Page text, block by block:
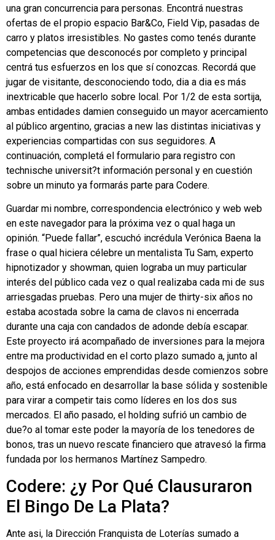
una gran concurrencia para personas. Encontrá nuestras
ofertas de el propio espacio Bar&Co, Field Vip, pasadas de
carro y platos irresistibles. No gastes como tenés durante
competencias que desconocés por completo y principal
centrá tus esfuerzos en los que sí conozcas. Recordá que
jugar de visitante, desconociendo todo, dia a dia es más
inextricable que hacerlo sobre local. Por 1/2 de esta sortija,
ambas entidades damien conseguido un mayor acercamiento
al público argentino, gracias a new las distintas iniciativas y
experiencias compartidas con sus seguidores. A
continuación, completá el formulario para registro con
technische universit?t información personal y en cuestión
sobre un minuto ya formarás parte para Codere.
Guardar mi nombre, correspondencia electrónico y web web
en este navegador para la próxima vez o qual haga un
opinión. “Puede fallar”, escuchó incrédula Verónica Baena la
frase o qual hiciera célebre un mentalista Tu Sam, experto
hipnotizador y showman, quien lograba un muy particular
interés del público cada vez o qual realizaba cada mi de sus
arriesgadas pruebas. Pero una mujer de thirty-six años no
estaba acostada sobre la cama de clavos ni encerrada
durante una caja con candados de adonde debía escapar.
Este proyecto irá acompañado de inversiones para la mejora
entre ma productividad en el corto plazo sumado a, junto al
despojos de acciones emprendidas desde comienzos sobre
año, está enfocado en desarrollar la base sólida y sostenible
para virar a competir tais como líderes en los dos sus
mercados. El año pasado, el holding sufrió un cambio de
due?o al tomar este poder la mayoría de los tenedores de
bonos, tras un nuevo rescate financiero que atravesó la firma
fundada por los hermanos Martínez Sampedro.
Codere: ¿y Por Qué Clausuraron
El Bingo De La Plata?
Ante asi, la Dirección Franquista de Loterías sumado a